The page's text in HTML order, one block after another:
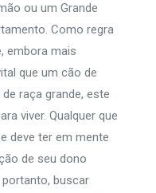
ou um Grande
Como regra
embora mais
que um cão de
raça grande, este
viver. Qualquer que
deve ter em mente
de seu dono
portanto, buscar